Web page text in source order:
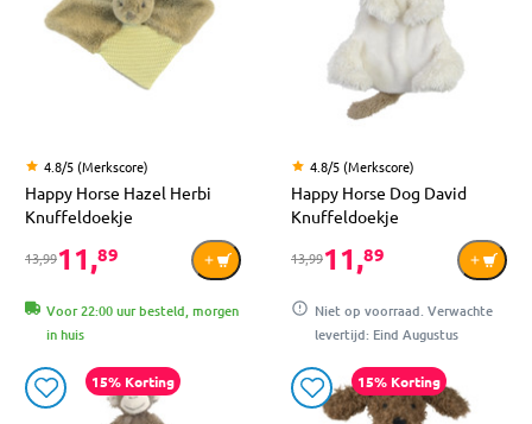
4.8/5 (Merkscore)
Happy Horse Hazel Herbi
Knuffeldoekje
13,9911,89
Voor 22:00 uur besteld, morgen
in huis
4.8/5 (Merkscore)
Happy Horse Dog David
Knuffeldoekje
13,9911,89
Niet op voorraad. Verwachte
levertijd: Eind Augustus
15% Korting 15% Korting